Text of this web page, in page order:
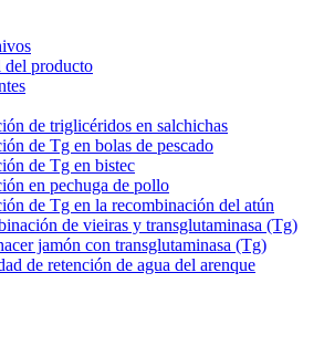
del producto
de triglicéridos en salchichas
de Tg en bolas de pescado
de Tg en bistec
en pechuga de pollo
de Tg en la recombinación del atún
de vieiras y transglutaminasa (Tg)
jamón con transglutaminasa (Tg)
de retención de agua del arenque